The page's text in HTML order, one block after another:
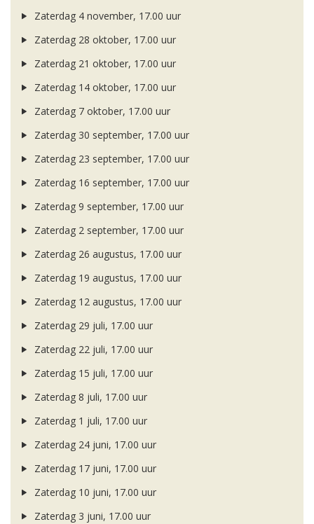
Zaterdag 4 november, 17.00 uur
Zaterdag 28 oktober, 17.00 uur
Zaterdag 21 oktober, 17.00 uur
Zaterdag 14 oktober, 17.00 uur
Zaterdag 7 oktober, 17.00 uur
Zaterdag 30 september, 17.00 uur
Zaterdag 23 september, 17.00 uur
Zaterdag 16 september, 17.00 uur
Zaterdag 9 september, 17.00 uur
Zaterdag 2 september, 17.00 uur
Zaterdag 26 augustus, 17.00 uur
Zaterdag 19 augustus, 17.00 uur
Zaterdag 12 augustus, 17.00 uur
Zaterdag 29 juli, 17.00 uur
Zaterdag 22 juli, 17.00 uur
Zaterdag 15 juli, 17.00 uur
Zaterdag 8 juli, 17.00 uur
Zaterdag 1 juli, 17.00 uur
Zaterdag 24 juni, 17.00 uur
Zaterdag 17 juni, 17.00 uur
Zaterdag 10 juni, 17.00 uur
Zaterdag 3 juni, 17.00 uur